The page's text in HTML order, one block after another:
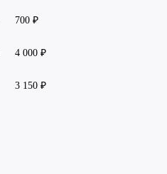
700 ₽
4 000 ₽
3 150 ₽